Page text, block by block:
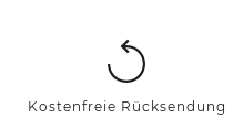
Kostenfreie Rücksendung